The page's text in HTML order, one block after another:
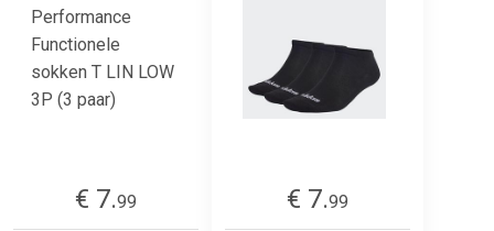
€ 7.99
€ 7.99